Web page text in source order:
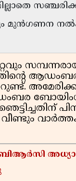
മുൻഗണന
ബോയിംഗ്